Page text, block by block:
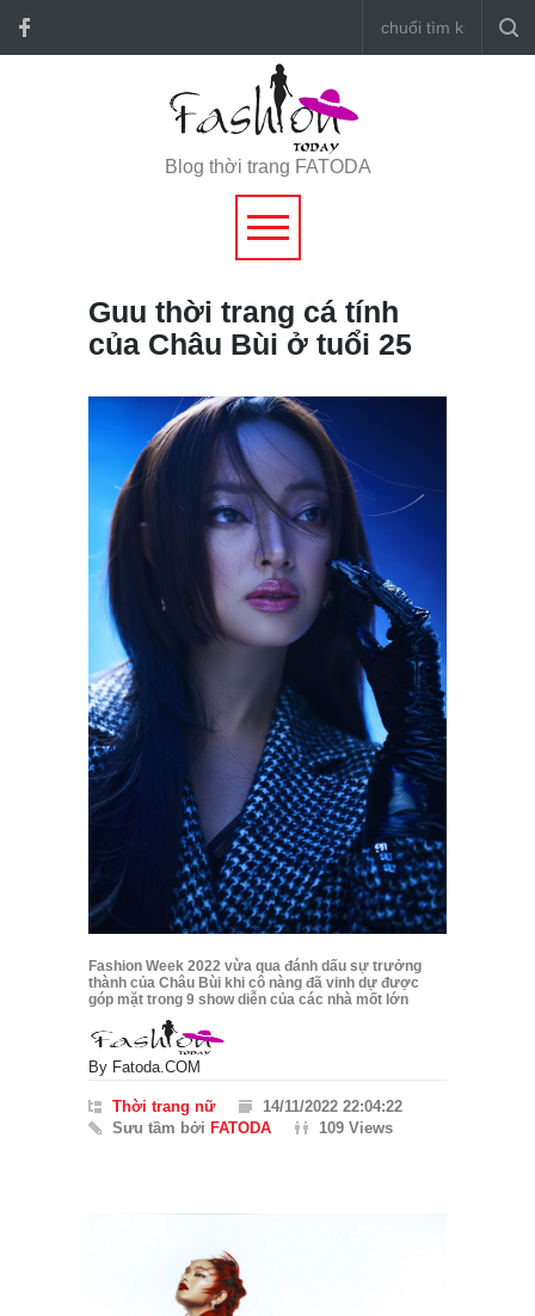
Blog thời trang FATODA
Guu thời trang cá tính
của Châu Bùi ở tuổi 25
Fashion Week 2022 vừa qua đánh dấu sự trưởng
thành của Châu Bùi khi cô nàng đã vinh dự được
góp mặt trong 9 show diễn của các nhà mốt lớn
By Fatoda.COM
Thời trang nữ
14/11/2022 22:04:22
Sưu tầm bởi FATODA 109 Views